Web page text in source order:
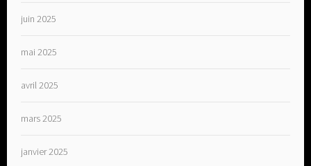
juin 2025
mai 2025
avril 2025
mars 2025
janvier 2025